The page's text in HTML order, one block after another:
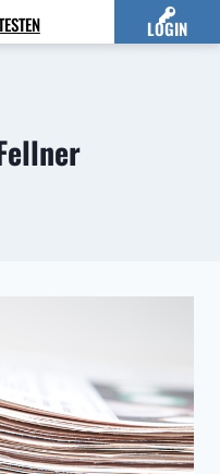
LOGIN